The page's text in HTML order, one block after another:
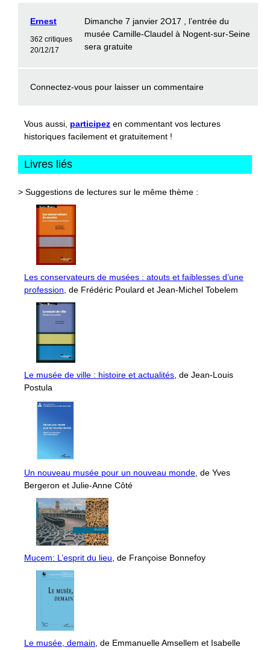
Ernest
362 critiques
20/12/17
Dimanche 7 janvier 2O17 , l’entrée du
musée Camille-Claudel à Nogent-sur-Seine
sera gratuite
Connectez-vous pour laisser un commentaire
Vous aussi, participez en commentant vos lectures
historiques facilement et gratuitement !
Livres liés
> Suggestions de lectures sur le même thème :
Les conservateurs de musées : atouts et faiblesses d’une
profession, de Frédéric Poulard et Jean-Michel Tobelem
Le musée de ville : histoire et actualités, de Jean-Louis
Postula
Un nouveau musée pour un nouveau monde, de Yves
Bergeron et Julie-Anne Côté
Mucem: L’esprit du lieu, de Françoise Bonnefoy
Le musée, demain, de Emmanuelle Amsellem et Isabelle